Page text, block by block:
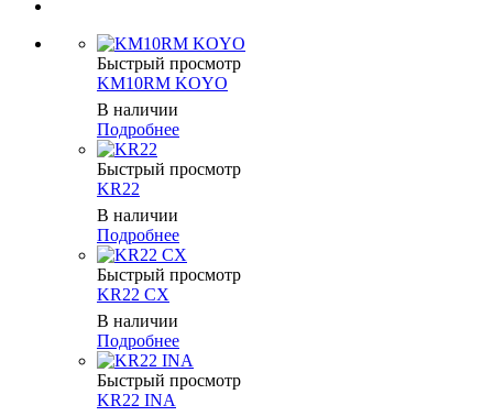
Быстрый просмотр
KM10RM KOYO
В наличии
Подробнее
Быстрый просмотр
KR22
В наличии
Подробнее
Быстрый просмотр
KR22 CX
В наличии
Подробнее
Быстрый просмотр
KR22 INA